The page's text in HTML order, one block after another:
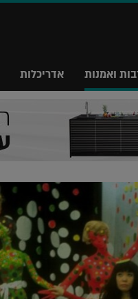
ואמנות אדריכלות